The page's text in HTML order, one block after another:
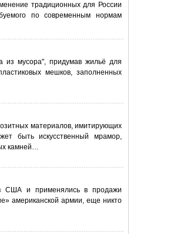
традиционных для России
по современным нормам
из мусора", придумав жильё для
мешков, заполненных
материалов, имитирующих
быть искусственный мрамор,
камней…
США и применялись в продажи
американской армии, еще никто